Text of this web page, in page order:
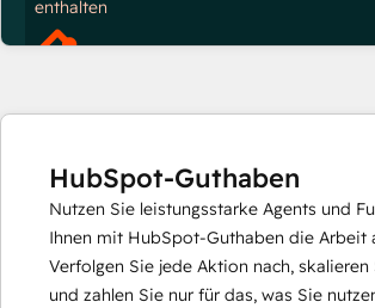
enthalten
HubSpot-Guthaben
Nutzen Sie leistungsstarke Agents und
Ihnen mit HubSpot-Guthaben die Arbeit
Verfolgen Sie jede Aktion nach,
und zahlen Sie nur für das, was Sie